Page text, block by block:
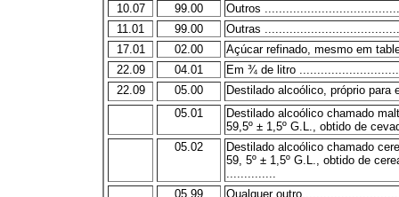
10.07
99.00
Outros
11.01
99.00
Outras
17.01
02.00
Açúcar refinado, mesmo em
22.09
04.01
Em ¾ de litro
22.09
05.00
Destilado alcoólico, próprio para
05.01
Destilado alcoólico chamado
59,5º ± 1,5º G.L., obtido de
05.02
Destilado alcoólico chamado
59, 5º ± 1,5º G.L., obtido de
05.99
Qualquer